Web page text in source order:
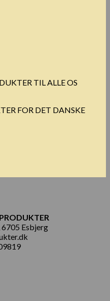
TIL ALLE OS
FOR DET DANSKE
Esbjerg